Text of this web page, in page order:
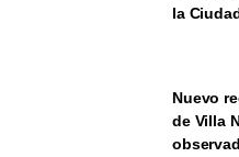
la
Nuevo
de Villa